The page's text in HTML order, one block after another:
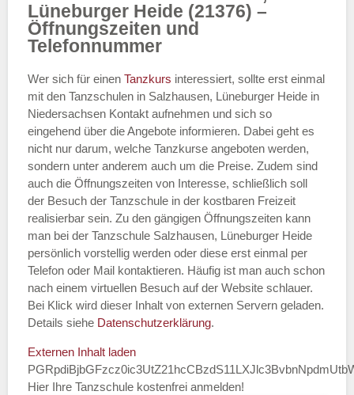
Lüneburger Heide (21376) –
Öffnungszeiten und
Telefonnummer
Wer sich für einen Tanzkurs interessiert, sollte erst einmal
mit den Tanzschulen in Salzhausen, Lüneburger Heide in
Niedersachsen Kontakt aufnehmen und sich so
eingehend über die Angebote informieren. Dabei geht es
nicht nur darum, welche Tanzkurse angeboten werden,
sondern unter anderem auch um die Preise. Zudem sind
auch die Öffnungszeiten von Interesse, schließlich soll
der Besuch der Tanzschule in der kostbaren Freizeit
realisierbar sein. Zu den gängigen Öffnungszeiten kann
man bei der Tanzschule Salzhausen, Lüneburger Heide
persönlich vorstellig werden oder diese erst einmal per
Telefon oder Mail kontaktieren. Häufig ist man auch schon
nach einem virtuellen Besuch auf der Website schlauer.
Bei Klick wird dieser Inhalt von externen Servern geladen.
Details siehe Datenschutzerklärung.
Externen Inhalt laden
Hier Ihre Tanzschule kostenfrei anmelden!